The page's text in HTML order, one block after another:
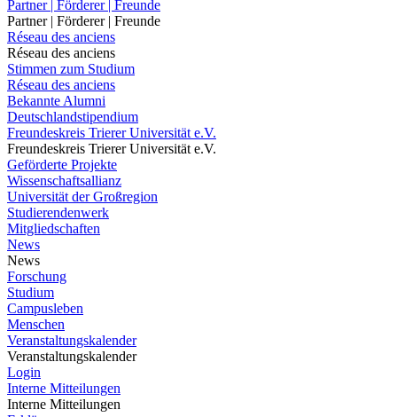
Partner | Förderer | Freunde
Partner | Förderer | Freunde
Réseau des anciens
Réseau des anciens
Stimmen zum Studium
Réseau des anciens
Bekannte Alumni
Deutschlandstipendium
Freundeskreis Trierer Universität e.V.
Freundeskreis Trierer Universität e.V.
Geförderte Projekte
Wissenschaftsallianz
Universität der Großregion
Studierendenwerk
Mitgliedschaften
News
News
Forschung
Studium
Campusleben
Menschen
Veranstaltungskalender
Veranstaltungskalender
Login
Interne Mitteilungen
Interne Mitteilungen